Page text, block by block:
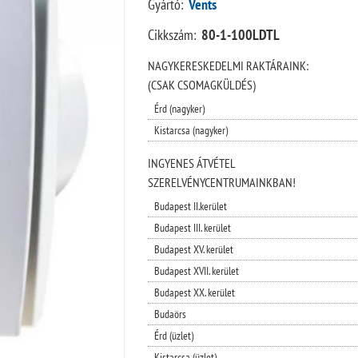
Gyártó: Vents
Cikkszám: 80-1-100LDTL
NAGYKERESKEDELMI RAKTÁRAINK:
(CSAK CSOMAGKÜLDÉS)
Érd (nagyker)
Kistarcsa (nagyker)
INGYENES ÁTVÉTEL
SZERELVÉNYCENTRUMAINKBAN!
Budapest II.kerület
Budapest III. kerület
Budapest XV. kerület
Budapest XVII. kerület
Budapest XX. kerület
Budaörs
Érd (üzlet)